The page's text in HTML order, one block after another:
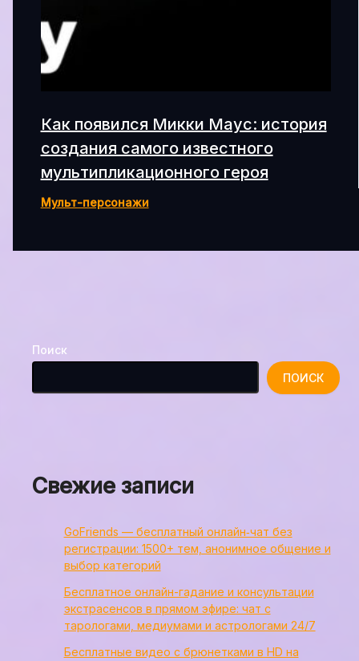
Поиск
ПОИСК
Свежие записи
GoFriends — бесплатный онлайн‑чат без
регистрации: 1500+ тем, анонимное общение и
выбор категорий
Бесплатное онлайн-гадание и консультации
экстрасенсов в прямом эфире: чат с
тарологами, медиумами и астрологами 24/7
Бесплатные видео с брюнетками в HD на
Как появился Микки Маус: история
создания самого известного
мультипликационного героя
Мульт-персонажи